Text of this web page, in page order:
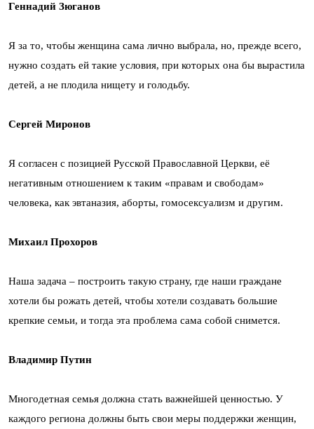
Геннадий Зюганов
Я за то, чтобы женщина сама лично выбрала, но, прежде всего,
нужно создать ей такие условия, при которых она бы вырастила
детей, а не плодила нищету и голодьбу.
Сергей Миронов
Я согласен с позицией Русской Православной Церкви, её
негативным отношением к таким «правам и свободам»
человека, как эвтаназия, аборты, гомосексуализм и другим.
Михаил Прохоров
Наша задача – построить такую страну, где наши граждане
хотели бы рожать детей, чтобы хотели создавать большие
крепкие семьи, и тогда эта проблема сама собой снимется.
Владимир Путин
Многодетная семья должна стать важнейшей ценностью. У
каждого региона должны быть свои меры поддержки женщин,